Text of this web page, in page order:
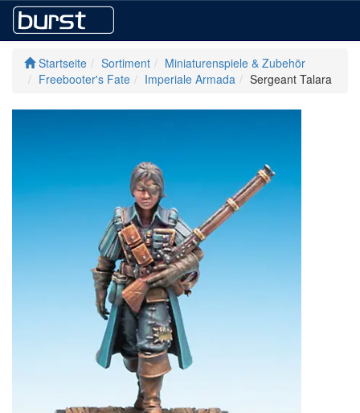
Startseite Sortiment
Miniaturenspiele & Zubehör
Freebooter's Fate
Imperiale Armada Sergeant Talara